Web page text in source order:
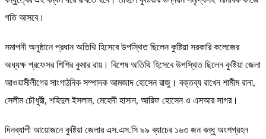
গতি আসবে।
সমাপনী অনুষ্ঠানে প্রধান অতিথি হিসেবে উপস্থিত ছিলেন কুষ্টিয়া সরকারি কলেজের
অধ্যক্ষ প্রফেসর শিশির কুমার রায়। বিশেষ অতিথি হিসেবে উপস্থিত ছিলেন কুষ্টিয়া জেলা
আওয়ামীলীগের সাংগাঠনিক সম্পাদক আমজাদ হোসেন রাজু। বক্তব্য রাখেন শামীম রানা,
সেলীম চৌধুরী, শহিদুল ইসলাম, মেহেদী হাসান, আরিফ হোসেন ও এসআর সাগর।
দিনব্যাপী আয়োজনে কুষ্টিয়া জেলার এস.এস.সি ৯৯ ব্যাচের ১৬৩ জন বন্ধু অংশগ্রহন